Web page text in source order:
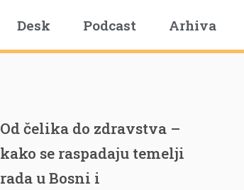
Desk Podcast Arhiva
Od čelika do zdravstva –
kako se raspadaju temelji
rada u Bosni i